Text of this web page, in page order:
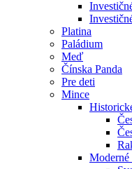
Platina
Paládium
Meď
Čínska Panda
Pre deti
Mince
Moderné